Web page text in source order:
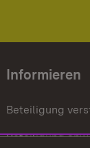
Informieren
Beteiligung
Beteiligung